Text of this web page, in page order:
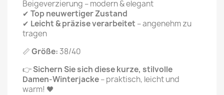
Beigeverzierung – modern & elegant
✔ Top neuwertiger Zustand
✔ Leicht & präzise verarbeitet – angenehm zu
tragen
📏Größe:38/40
👉Sichern Sie sich diese kurze, stilvolle
Damen-Winterjacke– praktisch, leicht und
warm! 🖤